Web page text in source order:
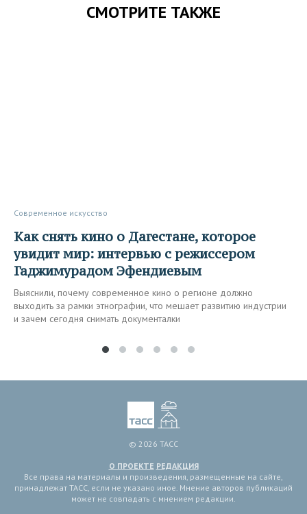
СМОТРИТЕ ТАКЖЕ
Современное искусство
Как снять кино о Дагестане, которое
увидит мир: интервью с режиссером
Гаджимурадом Эфендиевым
Выяснили, почему современное кино о регионе должно
выходить за рамки этнографии, что мешает развитию индустрии
и зачем сегодня снимать документалки
© 2026 ТАСС
О ПРОЕКТЕ РЕДАКЦИЯ
Все права на материалы и произведения, размещенные на сайте,
принадлежат ТАСС, если не указано иное. Мнение авторов публикаций
может не совпадать с мнением редакции.